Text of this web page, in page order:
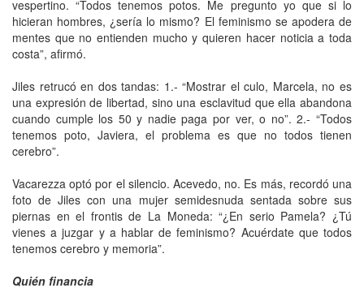
vespertino. “Todos tenemos potos. Me pregunto yo que si lo
hicieran hombres, ¿sería lo mismo? El feminismo se apodera de
mentes que no entienden mucho y quieren hacer noticia a toda
costa”, afirmó.
Jiles retrucó en dos tandas: 1.- “Mostrar el culo, Marcela, no es
una expresión de libertad, sino una esclavitud que ella abandona
cuando cumple los 50 y nadie paga por ver, o no”. 2.- “Todos
tenemos poto, Javiera, el problema es que no todos tienen
cerebro”.
Vacarezza optó por el silencio. Acevedo, no. Es más, recordó una
foto de Jiles con una mujer semidesnuda sentada sobre sus
piernas en el frontis de La Moneda: “¿En serio Pamela? ¿Tú
vienes a juzgar y a hablar de feminismo? Acuérdate que todos
tenemos cerebro y memoria”.
Quién financia